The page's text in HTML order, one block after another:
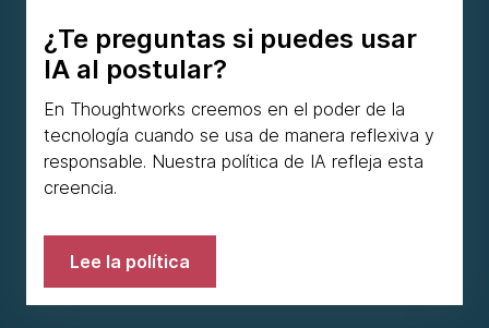
¿Te preguntas si puedes usar
IA al postular?
En Thoughtworks creemos en el poder de la
tecnología cuando se usa de manera reflexiva y
responsable. Nuestra política de IA refleja esta
creencia.
Lee la política